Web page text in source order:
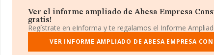
Con los datos a disposición de INFORMA sobre 132.555
sector, a nivel nacional la facturación asciende a 22.737
el promedio de la facturación entre todas las empresas es de
para completar los datos de sector, en 2024, los empleados
antigüedad desde la constitución es de 24 años.
Ver el informe ampliado de Abesa Empresa
gratis!
Regístrate en eInforma y te regalamos el Informe
VER INFORME AMPLIADO DE ABESA EMPRESA